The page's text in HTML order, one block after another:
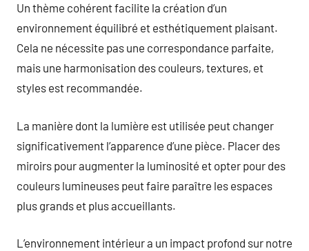
Un thème cohérent facilite la création d’un
environnement équilibré et esthétiquement plaisant.
Cela ne nécessite pas une correspondance parfaite,
mais une harmonisation des couleurs, textures, et
styles est recommandée.
La manière dont la lumière est utilisée peut changer
significativement l’apparence d’une pièce. Placer des
miroirs pour augmenter la luminosité et opter pour des
couleurs lumineuses peut faire paraître les espaces
plus grands et plus accueillants.
L’environnement intérieur a un impact profond sur notre